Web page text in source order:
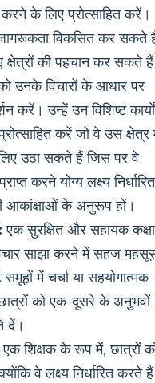
के लिए प्रोत्साहित करें।
विकसित कर सकते
की पहचान कर सकते
उनके विचारों के आधार पर
करें। उन्हें उन विशिष्ट कार्यों
करें जो वे उस क्षेत्र
उठा सकते हैं जिस पर वे
करने योग्य लक्ष्य निर्धारित
आकांक्षाओं के अनुरूप हों।
एक सुरक्षित और सहायक कक्षा
साझा करने में सहज
में चर्चा या सहयोगात्मक
छात्रों को एक-दूसरे के अनुभवों
दें।
एक शिक्षक के रूप में, छात्रों
वे लक्ष्य निर्धारित करते हैं